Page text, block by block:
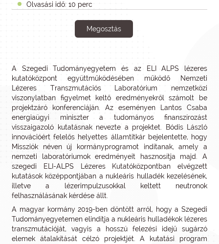
Olvasási idő: 10 perc
Megosztás
A Szegedi Tudományegyetem és az ELI ALPS lézeres
kutatóközpont együttműködésében működő Nemzeti
Lézeres Transzmutációs Laboratórium nemzetközi
viszonylatban figyelmet keltő eredményekről számolt be
projektzáró konferenciáján. Az eseményen Lantos Csaba
energiaügyi miniszter a tudományos finanszírozást
visszaigazoló kutatásnak nevezte a projektet. Bódis László
innovációért felelős helyettes államtitkár bejelentette, hogy
Missziók néven új kormányprogramot indítanak, amely a
nemzeti laboratóriumok eredményeit hasznosítja majd. A
szegedi ELI-ALPS Lézeres Kutatóközpontban elvégzett
kutatások középpontjában a nukleáris hulladék kezelésének,
illetve a lézerimpulzusokkal keltett neutronok
felhasználásának kérdése állt.
A magyar kormány 2019-ben döntött arról, hogy a Szegedi
Tudományegyetemen elindítja a nukleáris hulladékok lézeres
transzmutációját, vagyis a hosszú felezési idejű sugárzó
elemek átalakítását célzó projektjét. A kutatási program